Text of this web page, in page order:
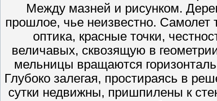
Между мазней и рисунком.
прошлое, чье неизвестно. Самолет
оптика, красные точки,
величавых, сквозящую в
мельницы вращаются
Глубоко залегая, простираясь в
сутки недвижны, пришпилены к